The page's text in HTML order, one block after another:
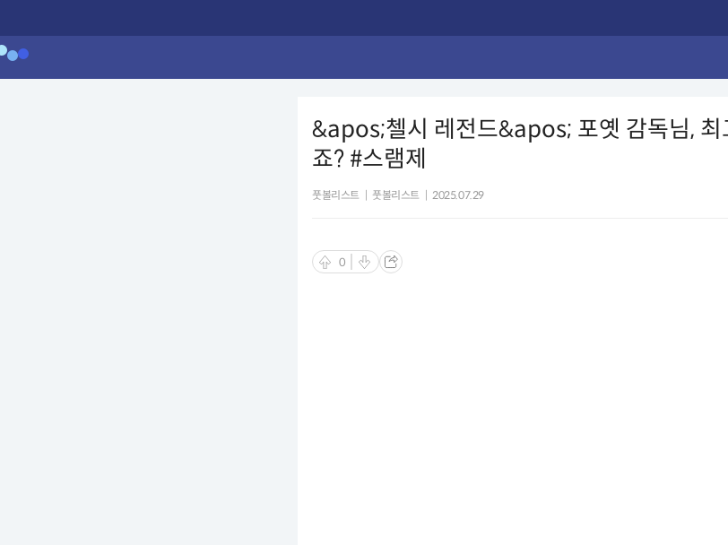
&apos;첼시 레전드&apos; 포옛 감독님, 최
죠? #스램제
풋볼리스트 풋볼리스트 2025.07.29
0